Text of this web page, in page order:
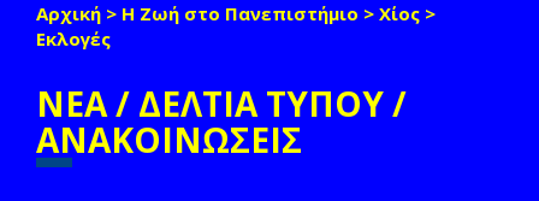
Είστε εδώ
Αρχική > Η Ζωή στο Πανεπιστήμιο > Χίος >
Εκλογές
ΝΕΑ / ΔΕΛΤΙΑ ΤΥΠΟΥ /
ΑΝΑΚΟΙΝΩΣΕΙΣ